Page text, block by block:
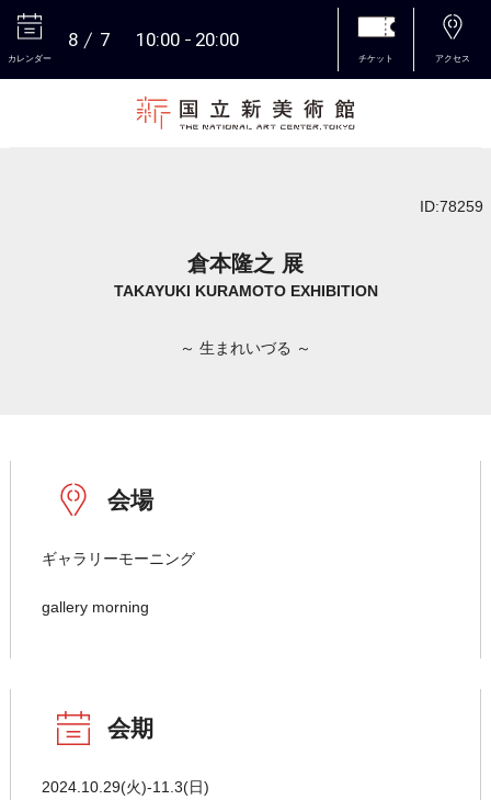
カレンダー
8 7 10:00 20:00
チケット アクセス
ID:78259
倉本隆之 展
TAKAYUKI KURAMOTO EXHIBITION
～ 生まれいづる ～
会場
ギャラリーモーニング
gallery morning
会期
2024.10.29(火)-11.3(日)